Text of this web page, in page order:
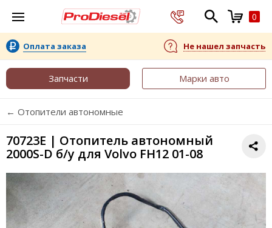
0
Оплата заказа Не нашел запчасть
Запчасти Марки авто
← Отопители автономные
70723E | Отопитель автономный
2000S-D б/у для Volvo FH12 01-08